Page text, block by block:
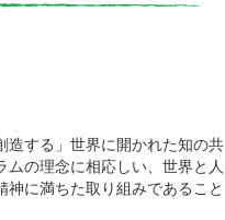
造する」世界に開かれた知の共
の理念に相応しい、世界と人
に満ちた取り組みであること